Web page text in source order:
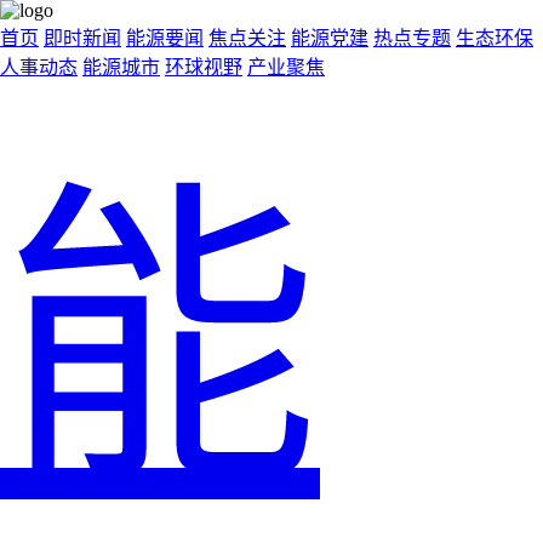
首页 即时新闻 能源要闻 焦点关注 能源党建 热点专题 生态环保
人事动态 能源城市 环球视野 产业聚焦
能